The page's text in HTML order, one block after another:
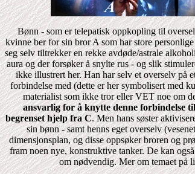
Bønn - som er telepatisk oppkopling til
kvinne ber for sin bror A som har store
seg selv tiltrekker en rekke avdøde/astrale
aura og der forsøker å snylte rus - og slik
ikke illustrert her. Han har selv et overselv på
forbindelse med (dette er her symbolisert med
materialist som ikke tror eller VET noe om
ansvarlig for å knytte denne forbindelse
begrenset hjelp fra C. Men hans søster
sin bønn - samt henns eget overselv
dimensjonsplan, og disse oppsøker broren og
fram noen nye, konstruktive tanker. De kan
om nødvendig. Mer om temaet på